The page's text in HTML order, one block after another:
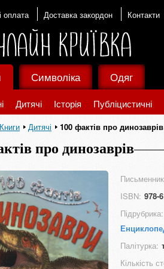
оплата Доставка закордон Контакти
Дитячі Історія Публіцистичні
Символіка Одяг
Книги Дитячі 100 фактів про динозаврів
про динозаврів
ISBN: 978-
Підрубрика:
Палітурка:
Кількість